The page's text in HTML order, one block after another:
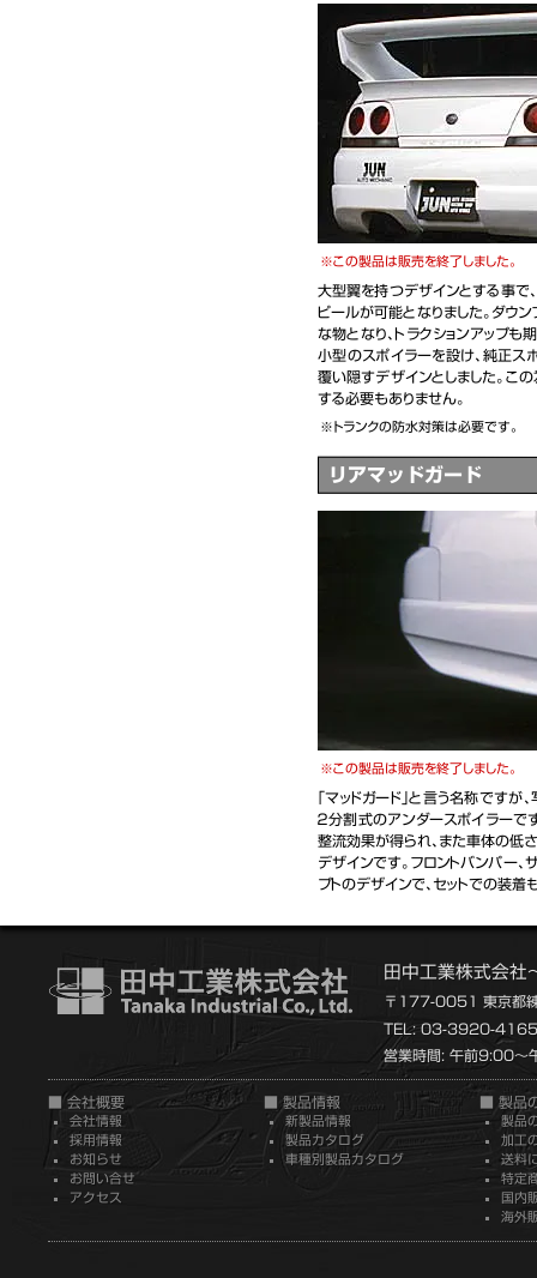
この製品は販売を終了しました。
大型翼を持つデザインとする事で
ピールが可能となりました。ダウ
な物となり、トラクションアップも
小型のスポイラーを設け、純正ス
覆い隠すデザインとしました。こ
する必要もありません。
トランクの防水対策は必要です。
リアマッドガード
この製品は販売を終了しました。
「マッドガード」と言う名称ですが
２分割式のアンダースポイラーで
整流効果が得られ、また車体の低
デザインです。フロントバンパー、
プトのデザインで、セットでの装着
田中工業株式会社
〒177-0051 東京都
TEL: 03-3920-4165
営業時間: 午前9:00～
■ 会社概要
会社情報
採用情報
お知らせ
お問い合せ
アクセス
■ 製品情報
新製品情報
製品カタログ
車種別製品カタログ
■ 製品
製品
加工
送料
特定
国内
海外